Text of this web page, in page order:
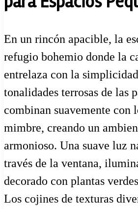
En un rincón apacible, la
refugio bohemio donde la
entrelaza con la
tonalidades terrosas de las
combinan suavemente con
mimbre, creando un
armonioso. Una suave luz
través de la ventana,
decorado con plantas
Los cojines de texturas